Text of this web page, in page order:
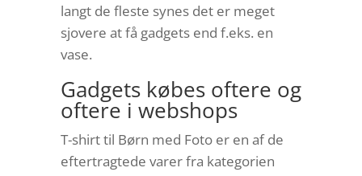
langt de fleste synes det er meget
sjovere at få gadgets end f.eks. en
vase.
Gadgets købes oftere og
oftere i webshops
T-shirt til Børn med Foto er en af de
eftertragtede varer fra kategorien